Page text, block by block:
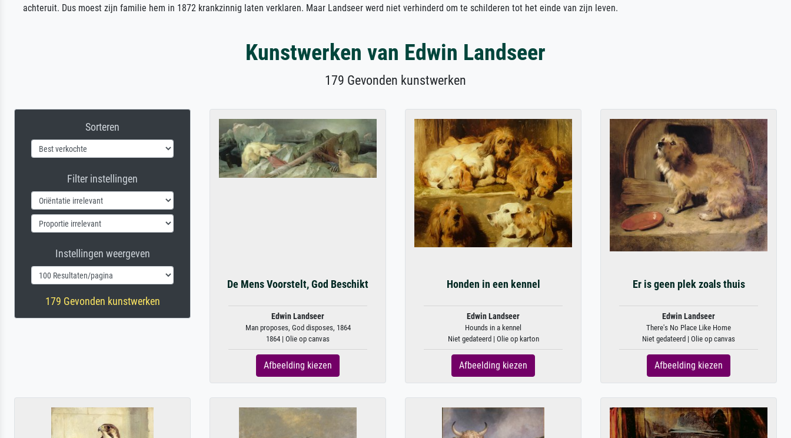
achteruit. Dus moest zijn familie hem in 1872 krankzinnig laten verklaren. Maar Landseer werd niet verhinderd om te schilderen tot het einde van zijn leven.
Kunstwerken van Edwin Landseer
179 Gevonden kunstwerken
Sorteren
Filter instellingen
Instellingen weergeven
179 Gevonden kunstwerken
De Mens Voorstelt, God Beschikt
Edwin Landseer
Man proposes, God disposes, 1864
1864 | Olie op canvas
Afbeelding kiezen
Honden in een kennel
Edwin Landseer
Hounds in a kennel
Niet gedateerd | Olie op karton
Afbeelding kiezen
Er is geen plek zoals thuis
Edwin Landseer
There's No Place Like Home
Niet gedateerd | Olie op canvas
Afbeelding kiezen